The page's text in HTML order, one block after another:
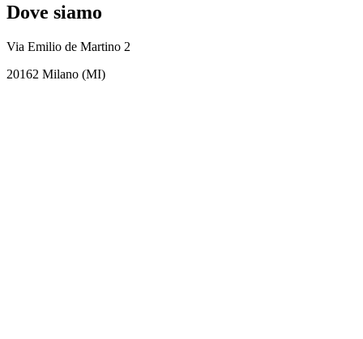
Dove siamo
Via Emilio de Martino 2
20162 Milano (MI)